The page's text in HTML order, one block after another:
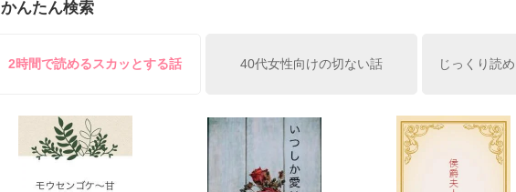
作品を読む
雪瀬鷹哉（29）が『──俺と結婚してくれないか』といきなりプロポーズをしてきた上
鷹哉『宜しくな、俺の雛子』🦅
シゴデキで冷徹な上司が見せる素顔は、なぜか想像以上に甘くて……🐥💓🦅
※表紙も作中使用の画像も全てフリー素材です。
※執筆期間2026.6.3〜7.20完結です。
かんたん検索
2時間で読めるスカッとする話 40代女性向けの切ない話 じっくり読